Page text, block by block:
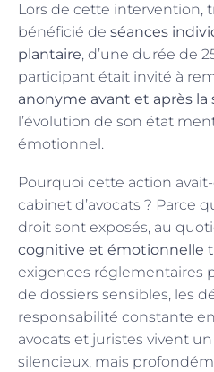
Lors de cette intervention,
bénéficié de séances
plantaire, d’une durée de
participant était invité à
anonyme avant et après la
l’évolution de son état
émotionnel.
Pourquoi cette action
cabinet d’avocats ? Parce
droit sont exposés, au
cognitive et émotionnelle
exigences réglementaires
de dossiers sensibles, les
responsabilité constante
avocats et juristes vivent
silencieux, mais